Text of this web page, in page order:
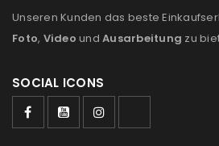
Ja, ich möchte ein
akzeptiere die
REGISTRIEREN
Unseren Kunden das beste
Foto, Video und Ausarbeitung zu
SOCIAL ICONS